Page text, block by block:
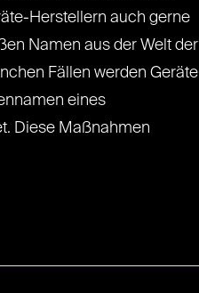
Herstellern auch gerne
Namen aus der Welt der
Fällen werden Geräte
eines
Diese Maßnahmen